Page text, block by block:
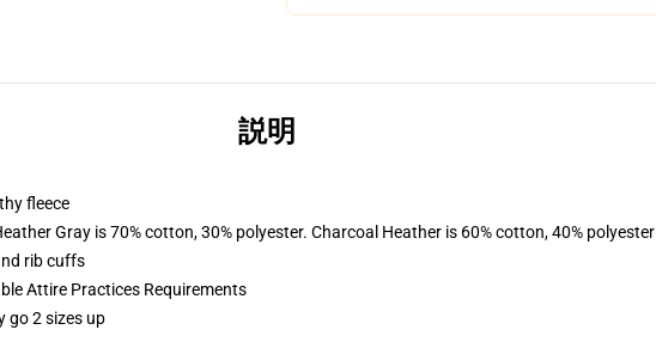
説明
fleece
Gray is 70% cotton, 30% polyester. Charcoal Heather is 60% cotton, 40% polyester
rib cuffs
Attire Practices Requirements
go 2 sizes up